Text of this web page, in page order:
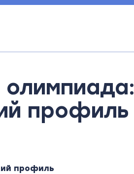
профиль
профиль